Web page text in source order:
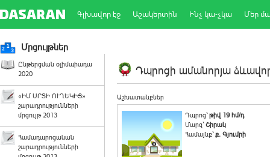
Գլխավոր էջ Աշակերտին Ինչ կա-չկա Մեր
Մրցույթներ
Ընթերցման օլիմպիադա
2020
«ԻՄ ՍՐՏԻ ՈՒՂԵԿԻՑ»
շարադրությունների
մրցույթ 2013
Համադպրոցական
շարադրությունների
Դպրոցի ամանորյա
Աշխատանքներ
Դպրոց`թիվ 19 հմ/դ
Մարզ`Շիրակ
Համայնք`ք. Գյումրի